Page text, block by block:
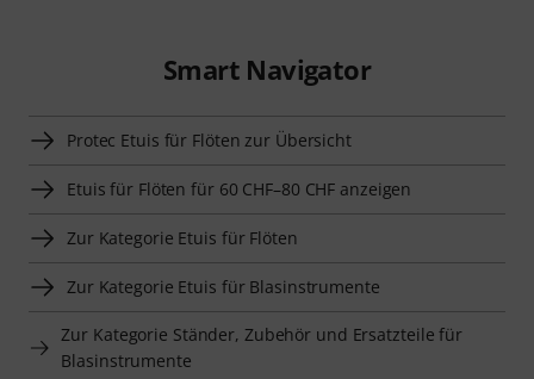
Smart Navigator
Protec Etuis für Flöten zur Übersicht
Etuis für Flöten für 60 CHF–80 CHF anzeigen
Zur Kategorie Etuis für Flöten
Zur Kategorie Etuis für Blasinstrumente
Zur Kategorie Ständer, Zubehör und Ersatzteile für
Blasinstrumente